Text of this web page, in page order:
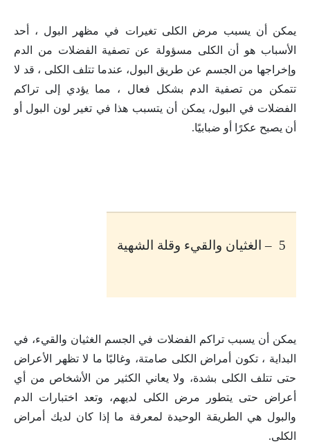
يمكن أن يسبب مرض الكلى تغيرات في مظهر البول ، أحد
الأسباب هو أن الكلى مسؤولة عن تصفية الفضلات من الدم
وإخراجها من الجسم عن طريق البول، عندما تتلف الكلى ، قد لا
تتمكن من تصفية الدم بشكل فعال ، مما يؤدي إلى تراكم
الفضلات في البول، يمكن أن يتسبب هذا في تغير لون البول أو
أن يصبح عكرًا أو ضبابيًا.
5 – الغثيان والقيء وقلة الشهية
يمكن أن يسبب تراكم الفضلات في الجسم الغثيان والقيء، في
البداية ، تكون أمراض الكلى صامتة، وغالبًا ما لا تظهر الأعراض
حتى تتلف الكلى بشدة، ولا يعاني الكثير من الأشخاص من أي
أعراض حتى يتطور مرض الكلى لديهم، وتعد اختبارات الدم
والبول هي الطريقة الوحيدة لمعرفة ما إذا كان لديك أمراض
الكلى.